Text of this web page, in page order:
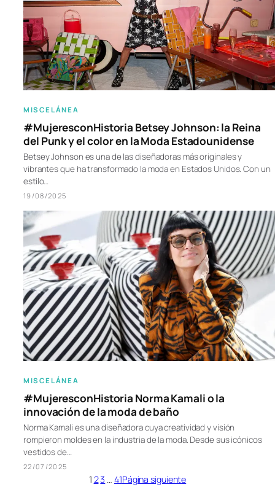
MISCELÁNEA
#MujeresconHistoria Betsey Johnson: la Reina
del Punk y el color en la Moda Estadounidense
Betsey Johnson es una de las diseñadoras más originales y
vibrantes que ha transformado la moda en Estados Unidos. Con un
estilo…
19/08/2025
MISCELÁNEA
#MujeresconHistoria Norma Kamali o la
innovación de la moda de baño
Norma Kamali es una diseñadora cuya creatividad y visión
rompieron moldes en la industria de la moda. Desde sus icónicos
vestidos de…
22/07/2025
1 23 … 41Página siguiente